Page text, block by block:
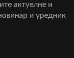
актуелне и
и уредник